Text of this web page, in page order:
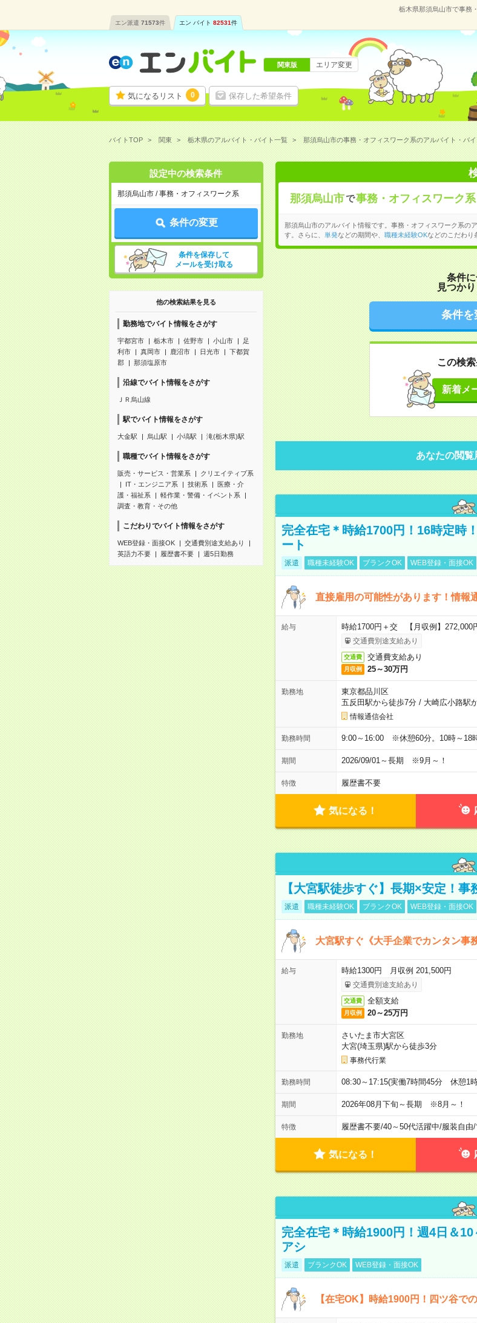
栃木県那須烏山市で事務
エン派遣 71573件 エン バイト 82531件
気になるリスト 0 保存した希望条件
関東版 エリア変更
バイトTOP 関東 栃木県のアルバイト・バイト一覧 那須烏山市の事務・オフィスワーク系のアルバイト・バ
設定中の検索条件
那須烏山市 / 事務・オフィスワーク系
条件の変更
条件を保存して
メールを受け取る
他の検索結果を見る
勤務地でバイト情報をさがす
宇都宮市 栃木市 佐野市 小山市
足
利市
真岡市 鹿沼市 日光市
下都賀
郡
那須塩原市
沿線でバイト情報をさがす
ＪＲ烏山線
駅でバイト情報をさがす
大金駅 烏山駅 小塙駅 滝(栃木県)駅
職種でバイト情報をさがす
販売・サービス・営業系
クリエイティブ系
IT・エンジニア系
技術系
医療・介
護・福祉系
軽作業・警備・イベント系
調査・教育・その他
こだわりでバイト情報をさがす
WEB登録・面接OK
交通費別途支給あり
英語力不要
履歴書不要 週5日勤務
那須烏山市で事務・オフィスワーク系
那須烏山市のアルバイト情報です。事務・オフィスワーク系のア
す。さらに、
単発などの期間や、 職種未経験OKなどのこだわり
条件
見つか
条件を
この検
新着メ
あなたの閲覧
完全在宅＊時給1700円！16時定時
ート
派遣 職種未経験OK ブランクOK WEB登録・面接OK
直接雇用の可能性があります！情報
給与 時給1700円＋交 【月収例】272,000
交通費別途支給あり
交通費 交通費支給あり
月収例 25～30万円
勤務地
東京都品川区
五反田駅から徒歩7分/ 大崎広小路駅
情報通信会社
勤務時間 9:00～16:00 ※休憩60分。10時～18
期間 2026/09/01～長期 ※9月～！
特徴 履歴書不要
気になる！
【大宮駅徒歩すぐ】長期×安定！
派遣 職種未経験OK ブランクOK WEB登録・面接OK
大宮駅すぐ《大手企業でカンタン事
給与 時給1300円 月収例 201,500円
交通費別途支給あり
交通費 全額支給
月収例 20～25万円
勤務地
さいたま市大宮区
大宮(埼玉県)駅から徒歩3分
事務代行業
勤務時間 08:30～17:15(実働7時間45分 休憩1
期間 2026年08月下旬～長期 ※8月～！
特徴 履歴書不要/40～50代活躍中/服装自由/
気になる！
完全在宅＊時給1900円！週4日＆
アシ
派遣 ブランクOK WEB登録・面接OK
【在宅OK】時給1900円！四ツ谷で